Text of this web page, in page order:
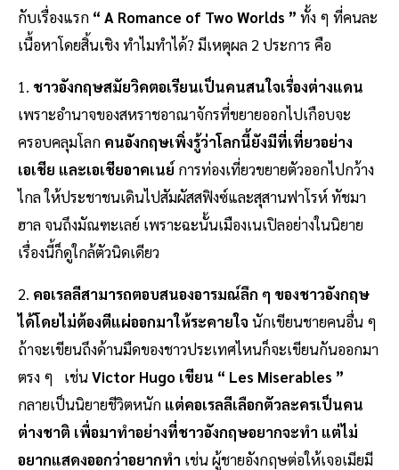
กับเรื่องแรก “ A Romance of Two Worlds ” ทั้ง ๆ ที่คนละ
เนื้อหาโดยสิ้นเชิง ทำไมทำได้? มีเหตุผล 2 ประการ คือ
1. ชาวอังกฤษสมัยวิคตอเรียนเป็นคนสนใจเรื่องต่างแดน
เพราะอำนาจของสหราชอาณาจักรที่ขยายออกไปเกือบจะ
ครอบคลุมโลก คนอังกฤษเพิ่งรู้ว่าโลกนี้ยังมีที่เที่ยวอย่าง
เอเชีย และเอเชียอาคเนย์ การท่องเที่ยวขยายตัวออกไปกว้าง
ไกล ให้ประชาชนเดินไปสัมผัสสฟิงซ์และสุสานฟาโรห์ ทัชมา
ฮาล จนถึงมัณฑะเลย์ เพราะฉะนั้นเมืองเนเปิลอย่างในนิยาย
เรื่องนี้ก็ดูใกล้ตัวนิดเดียว
2. คอเรลลีสามารถตอบสนองอารมณ์ลึก ๆ ของชาวอังกฤษ
ได้โดยไม่ต้องตีแผ่ออกมาให้ระคายใจ นักเขียนชายคนอื่น ๆ
ถ้าจะเขียนถึงด้านมืดของชาวประเทศไหนก็จะเขียนกันออกมา
ตรง ๆ เช่นVictor Hugo เขียน “ Les Miserables ”
กลายเป็นนิยายชีวิตหนัก แต่คอเรลลีเลือกตัวละครเป็นคน
ต่างชาติ เพื่อมาทำอย่างที่ชาวอังกฤษอยากจะทำ แต่ไม่
อยากแสดงออกว่าอยากทำ เช่น ผู้ชายอังกฤษต่อให้เจอเมียมี